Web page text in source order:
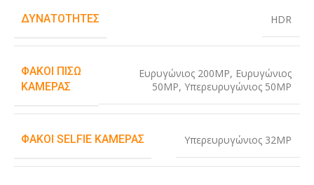
ΔΥΝΑΤΌΤΗΤΕΣ HDR
ΦΑΚΟΊ ΠΊΣΩ
ΚΆΜΕΡΑΣ
Ευρυγώνιος 200MP, Ευρυγώνιος
50MP, Υπερευρυγώνιος 50MP
ΦΑΚΟΊ SELFIE ΚΆΜΕΡΑΣ Υπερευρυγώνιος 32MP